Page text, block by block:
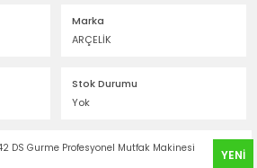
Marka
ARÇELİK
Stok Durumu
Yok
YENİ